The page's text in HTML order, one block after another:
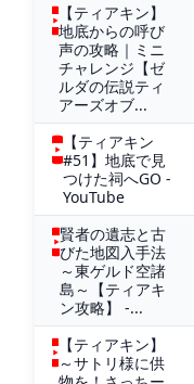
【ティアキン】
地底からの呼び
声の攻略｜ミニ
チャレンジ【ゼ
ルダの伝説ティ
アーズオブ...
【ティアキン
#51】地底で見
つけた祠へGO -
YouTube
賢者の遺志と古
びた地図入手法
～東ゲルド空諸
島～【ティアキ
ン攻略】 -...
【ティアキン】
～サトリ様に供